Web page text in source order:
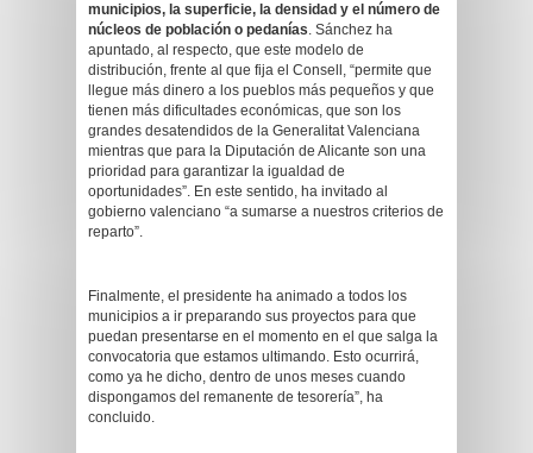
municipios, la superficie, la densidad y el número de
núcleos de población o pedanías. Sánchez ha
apuntado, al respecto, que este modelo de
distribución, frente al que fija el Consell, “permite que
llegue más dinero a los pueblos más pequeños y que
tienen más dificultades económicas, que son los
grandes desatendidos de la Generalitat Valenciana
mientras que para la Diputación de Alicante son una
prioridad para garantizar la igualdad de
oportunidades”. En este sentido, ha invitado al
gobierno valenciano “a sumarse a nuestros criterios de
reparto”.
Finalmente, el presidente ha animado a todos los
municipios a ir preparando sus proyectos para que
puedan presentarse en el momento en el que salga la
convocatoria que estamos ultimando. Esto ocurrirá,
como ya he dicho, dentro de unos meses cuando
dispongamos del remanente de tesorería”, ha
concluido.